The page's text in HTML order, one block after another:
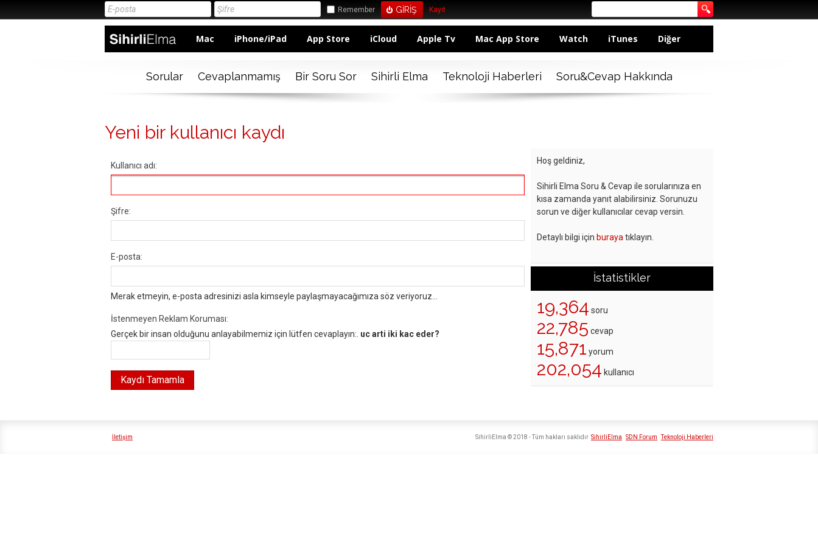
Remember Kayıt
Mac iPhone/iPad App Store iCloud Apple Tv Mac App Store Watch iTunes Diğer
Sorular Cevaplanmamış Bir Soru Sor Sihirli Elma Teknoloji Haberleri Soru&Cevap Hakkında
Yeni bir kullanıcı kaydı
Kullanıcı adı:
Şifre:
E-posta:
Merak etmeyin, e-posta adresinizi asla kimseyle paylaşmayacağımıza söz veriyoruz...
İstenmeyen Reklam Koruması:
Gerçek bir insan olduğunu anlayabilmemiz için lütfen cevaplayın:. uc arti iki kac eder?
Hoş geldiniz,
Sihirli Elma Soru & Cevap ile sorularınıza en
kısa zamanda yanıt alabilirsiniz. Sorunuzu
sorun ve diğer kullanıcılar cevap versin.
Detaylı bilgi için buraya tıklayın.
İstatistikler
19,364 soru
22,785 cevap
15,871 yorum
202,054 kullanıcı
İletişim SihirliElma SDN Forum Teknoloji Haberleri
SihirliElma © 2018 - Tüm hakları saklıdır